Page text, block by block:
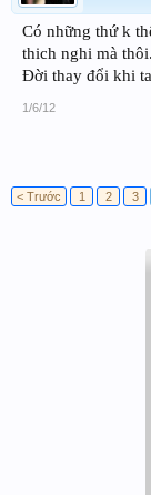
Có những thứ k
thich nghi mà
Đời thay đổi khi
1/6/12
< Trước
1 2 3